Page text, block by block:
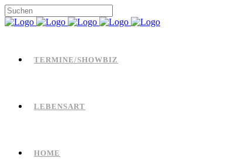
TERMINE/SHOWBIZ
LEBENSART
HOME